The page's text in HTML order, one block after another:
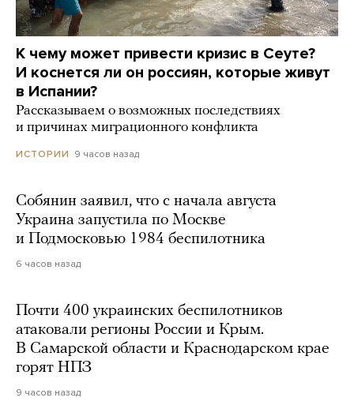
К чему может привести кризис в Сеуте?
И коснется ли он россиян, которые живут
в Испании?
Рассказываем о возможных последствиях
и причинах миграционного конфликта
ИСТОРИИ 9 часов назад
Собянин заявил, что с начала августа
Украина запустила по Москве
и Подмосковью 1984 беспилотника
6 часов назад
Почти 400 украинских беспилотников
атаковали регионы России и Крым.
В Самарской области и Краснодарском крае
горят НПЗ
9 часов назад